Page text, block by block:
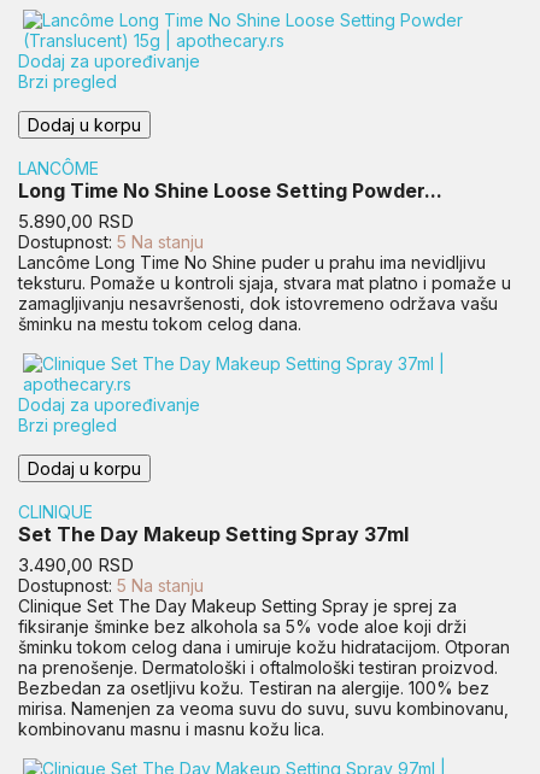
Dodaj za upoređivanje
Brzi pregled
Dodaj u korpu
LANCÔME
Long Time No Shine Loose Setting Powder...
Cena
5.890,00 RSD
Dostupnost: 5 Na stanju
Lancôme Long Time No Shine puder u prahu ima nevidljivu
teksturu. Pomaže u kontroli sjaja, stvara mat platno i pomaže u
zamagljivanju nesavršenosti, dok istovremeno održava vašu
šminku na mestu tokom celog dana.
Dodaj za upoređivanje
Brzi pregled
Dodaj u korpu
CLINIQUE
Set The Day Makeup Setting Spray 37ml
Cena
3.490,00 RSD
Dostupnost: 5 Na stanju
Clinique Set The Day Makeup Setting Spray je sprej za
fiksiranje šminke bez alkohola sa 5% vode aloe koji drži
šminku tokom celog dana i umiruje kožu hidratacijom. Otporan
na prenošenje. Dermatološki i oftalmološki testiran proizvod.
Bezbedan za osetljivu kožu. Testiran na alergije. 100% bez
mirisa. Namenjen za veoma suvu do suvu, suvu kombinovanu,
kombinovanu masnu i masnu kožu lica.